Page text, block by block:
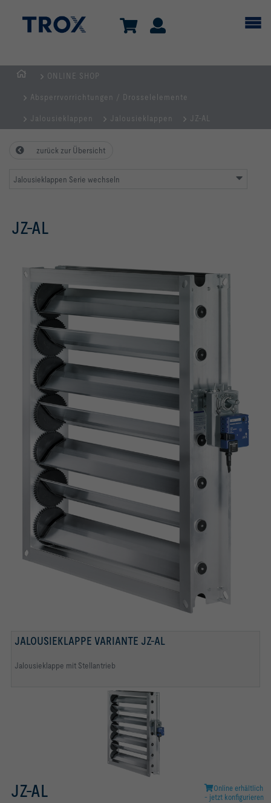
ONLINE SHOP
Absperrvorrichtungen / Drosselelemente
Jalousieklappen Jalousieklappen JZ-AL
zurück zur Übersicht
Jalousieklappen Serie wechseln
JZ-AL
JALOUSIEKLAPPE VARIANTE JZ-AL
Jalousieklappe mit Stellantrieb
Online erhältlich
- jetzt konfigurieren
JZ-AL